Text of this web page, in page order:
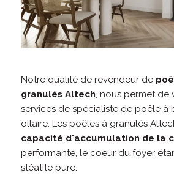
Notre qualité de revendeur de
granulés Altech, nous permet de
services de spécialiste de poêle à
ollaire. Les poêles à granulés
capacité d'accumulation de la
performante, le coeur du foyer
stéatite pure.